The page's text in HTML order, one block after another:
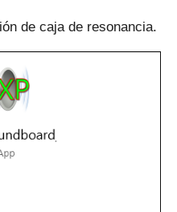
de caja de resonancia.